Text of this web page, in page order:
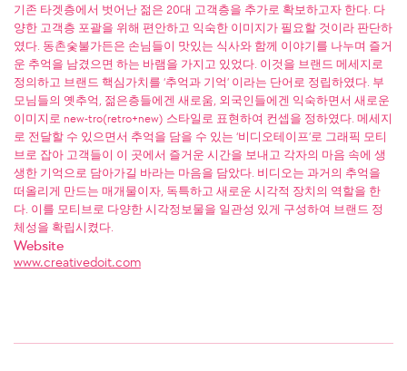
기존 타겟층에서 벗어난 젊은 20대 고객층을 추가로 확보하고자 한다. 다
양한 고객층 포괄을 위해 편안하고 익숙한 이미지가 필요할 것이라 판단하
였다. 동촌숯불가든은 손님들이 맛있는 식사와 함께 이야기를 나누며 즐거
운 추억을 남겼으면 하는 바램을 가지고 있었다. 이것을 브랜드 메세지로
정의하고 브랜드 핵심가치를 ‘추억과 기억’ 이라는 단어로 정립하였다. 부
모님들의 옛추억, 젊은층들에겐 새로움, 외국인들에겐 익숙하면서 새로운
이미지로 new-tro(retro+new) 스타일로 표현하여 컨셉을 정하였다. 메세지
로 전달할 수 있으면서 추억을 담을 수 있는 ‘비디오테이프’로 그래픽 모티
브로 잡아 고객들이 이 곳에서 즐거운 시간을 보내고 각자의 마음 속에 생
생한 기억으로 담아가길 바라는 마음을 담았다. 비디오는 과거의 추억을
떠올리게 만드는 매개물이자, 독특하고 새로운 시각적 장치의 역할을 한
다. 이를 모티브로 다양한 시각정보물을 일관성 있게 구성하여 브랜드 정
체성을 확립시켰다.
Website
www.creativedoit.com